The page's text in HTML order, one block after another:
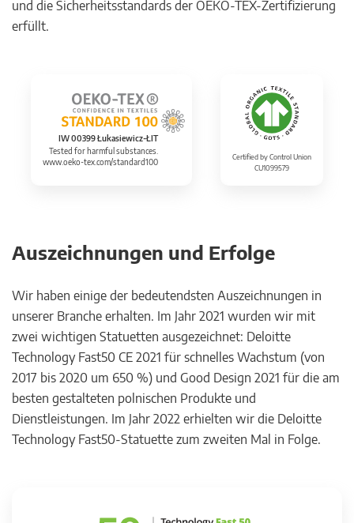
und die Sicherheitsstandards der OEKO-TEX-Zertifizierung
erfüllt.
IW 00399 Łukasiewicz-ŁIT
Tested for harmful substances.
www.oeko-tex.com/standard100
Certified by Control Union
CU1099579
Auszeichnungen und Erfolge
Wir haben einige der bedeutendsten Auszeichnungen in
unserer Branche erhalten. Im Jahr 2021 wurden wir mit
zwei wichtigen Statuetten ausgezeichnet: Deloitte
Technology Fast50 CE 2021 für schnelles Wachstum (von
2017 bis 2020 um 650 %) und Good Design 2021 für die am
besten gestalteten polnischen Produkte und
Dienstleistungen. Im Jahr 2022 erhielten wir die Deloitte
Technology Fast50-Statuette zum zweiten Mal in Folge.